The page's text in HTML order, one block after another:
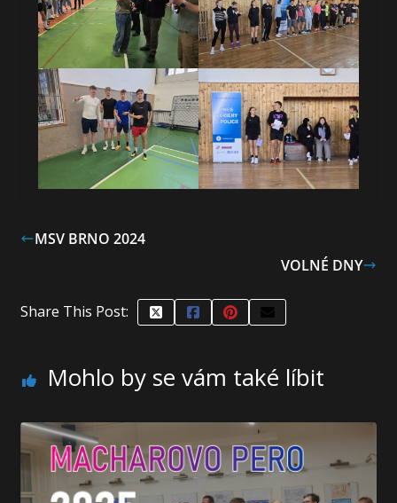
MSV BRNO 2024
VOLNÉ DNY
Share This Post:
Mohlo by se vám také líbit